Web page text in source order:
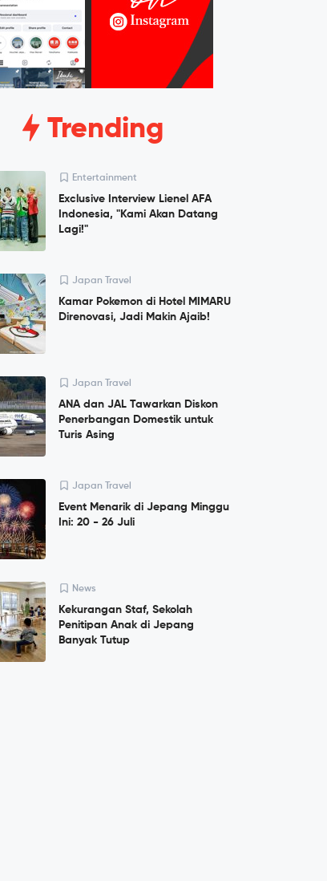
Trending
Entertainment
Exclusive Interview Lienel AFA
Indonesia, "Kami Akan Datang
Lagi!"
Japan Travel
Kamar Pokemon di Hotel MIMARU
Direnovasi, Jadi Makin Ajaib!
Japan Travel
ANA dan JAL Tawarkan Diskon
Penerbangan Domestik untuk
Turis Asing
Japan Travel
Event Menarik di Jepang Minggu
Ini: 20 - 26 Juli
News
Kekurangan Staf, Sekolah
Penitipan Anak di Jepang
Banyak Tutup